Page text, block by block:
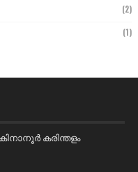
(2)
(1)
കരിന്തളം